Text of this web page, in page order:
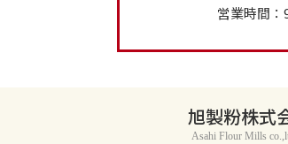
営業時間
旭製粉株式
Asahi Flour Mills